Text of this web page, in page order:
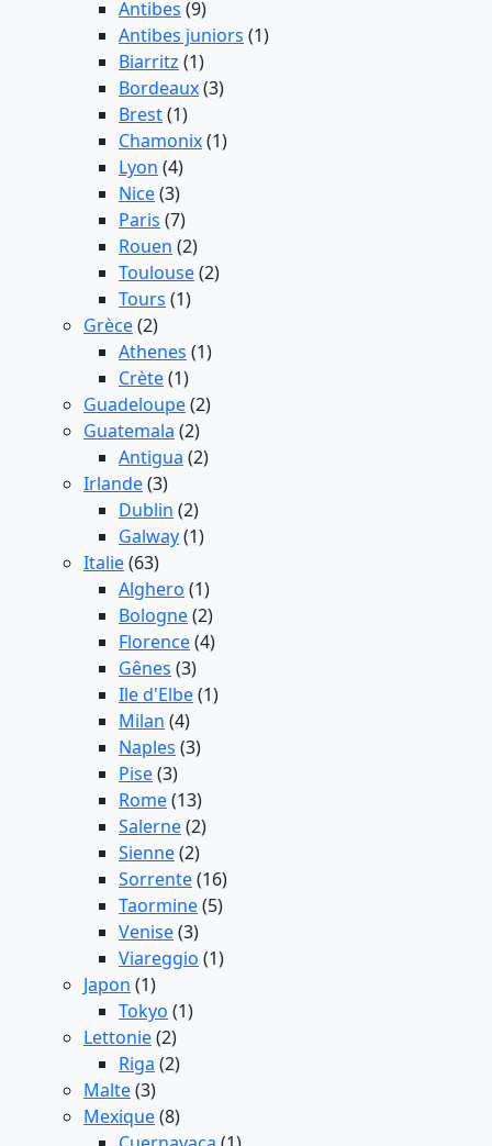
Antibes (9)
Antibes juniors (1)
Biarritz (1)
Bordeaux(3)
Brest(1)
Chamonix(1)
Lyon (4)
Nice(3)
Paris (7)
Rouen (2)
Toulouse(2)
Tours (1)
Grèce(2)
Athenes (1)
Crète(1)
Guadeloupe(2)
Guatemala (2)
Antigua (2)
Irlande(3)
Dublin (2)
Galway(1)
Italie(63)
Alghero (1)
Bologne(2)
Florence(4)
Gênes (3)
Ile d'Elbe(1)
Milan (4)
Naples (3)
Pise(3)
Rome(13)
Salerne(2)
Sienne(2)
Sorrente(16)
Taormine(5)
Venise(3)
Viareggio (1)
Japon (1)
Tokyo (1)
Lettonie(2)
Riga (2)
Malte(3)
Mexique(8)